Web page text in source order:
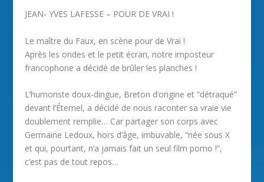
JEAN- YVES LAFESSE – POUR DE VRAI !
Le maître du Faux, en scène pour de Vrai !
Après les ondes et le petit écran, notre imposteur
francophone a décidé de brûler les planches !
L’humoriste doux-dingue, Breton d’origine et “détraqué”
devant l’Éternel, a décidé de nous raconter sa vraie vie
doublement remplie… Car partager son corps avec
Germaine Ledoux, hors d’âge, imbuvable, “née sous X
et qui, pourtant, n’a jamais fait un seul film porno !”,
c’est pas de tout repos…